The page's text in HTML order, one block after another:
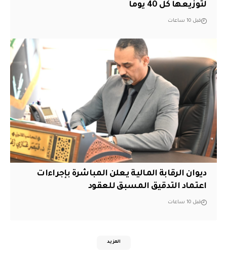
لتوزيعها كل 40 يوماً
قبل 10 ساعات
ديوان الرقابة المالية يعلن المباشرة بإجراءات
اعتماد التدقيق المسبق للعقود
قبل 10 ساعات
المزيد